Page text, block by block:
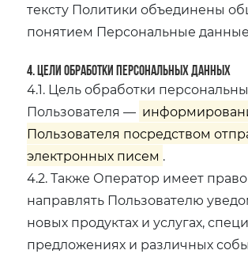
тексту Политики объединены
понятием Персональные
4. Цели обработки персональных данных
4.1. Цель обработки
Пользователя —
Пользователя посредством
электронных писем .
4.2. Также Оператор имеет право
направлять Пользователю
новых продуктах и услугах,
предложениях и различных